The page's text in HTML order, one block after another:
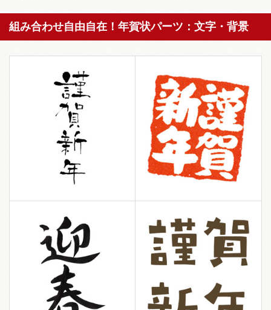
組み合わせ自由自在！年賀状パーツ：文字・背景